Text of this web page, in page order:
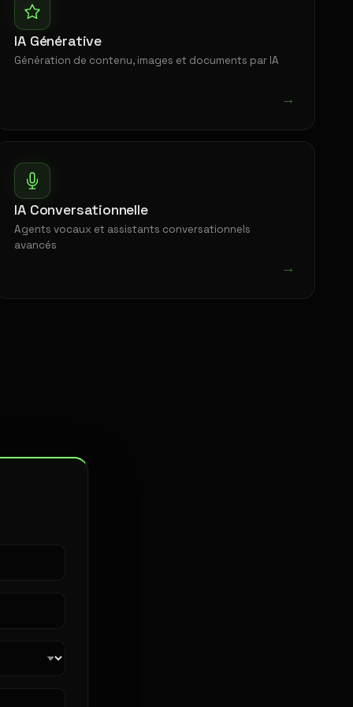
IA Générative
Génération de contenu, images et documents par IA
→
IA Conversationnelle
Agents vocaux et assistants conversationnels
avancés
→